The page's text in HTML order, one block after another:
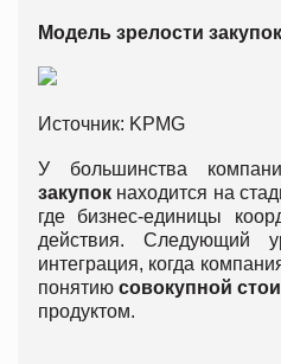
Модель зрелости закупок
Источник: KPMG
У большинства
закупок находится на
где бизнес-единицы
действия. Следующий
интеграция, когда
понятию совокупной
продуктом.